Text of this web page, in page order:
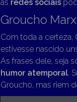
as redes sociais
Groucho Marx
Com toda a certeza,
estivesse nascido
As frases dele, seja
humor atemporal.
Groucho, mas riem